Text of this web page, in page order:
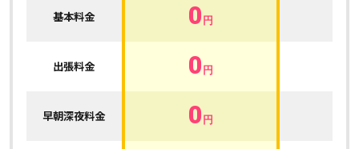
基本料金 0 円
出張料金 0 円
早朝深夜料金 0 円